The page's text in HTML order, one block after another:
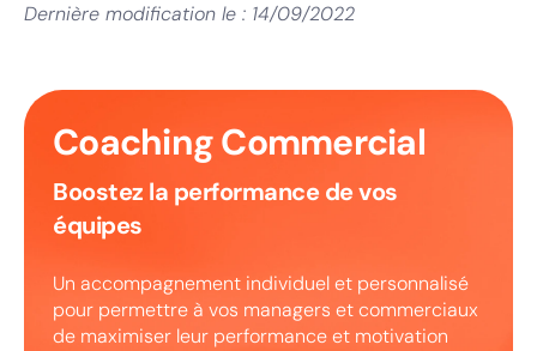
Dernière modification le : 14/09/2022
Coaching Commercial
Boostez la performance de vos
équipes
Un accompagnement individuel et personnalisé
pour permettre à vos managers et commerciaux
de maximiser leur performance et motivation